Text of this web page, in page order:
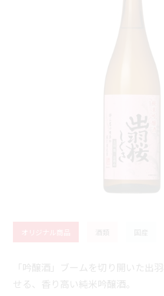
オリジナル商品 酒類 国産
「吟醸酒」ブームを切り開いた出
せる、香り高い純米吟醸酒。